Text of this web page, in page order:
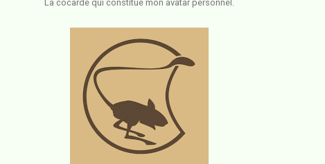
La cocarde qui constitue mon avatar personnel.